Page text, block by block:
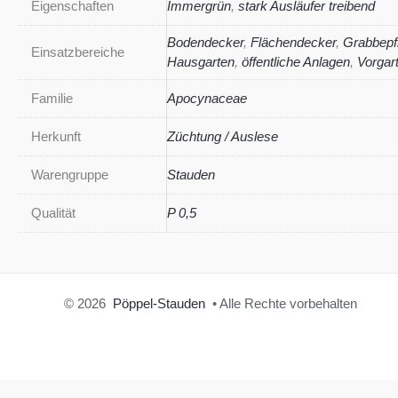
Eigenschaften Immergrün, stark Ausläufer treibend
Einsatzbereiche
Bodendecker, Flächendecker,
Hausgarten, öffentliche Anlagen,
Familie Apocynaceae
Herkunft Züchtung / Auslese
Warengruppe Stauden
Qualität P 0,5
© 2026 Pöppel-Stauden • Alle Rechte vorbehalten